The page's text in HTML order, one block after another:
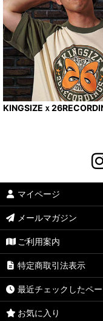
KINGSIZEｘ
マイページ
メールマガジン
ご利用案内
特定商取引法表示
最近チェックしたペ
お気に入り